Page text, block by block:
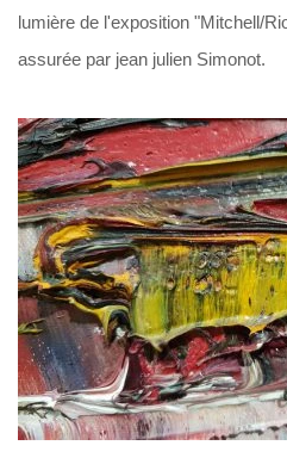
lumière de l'exposition "Mitchell/
assurée par jean julien Simonot.